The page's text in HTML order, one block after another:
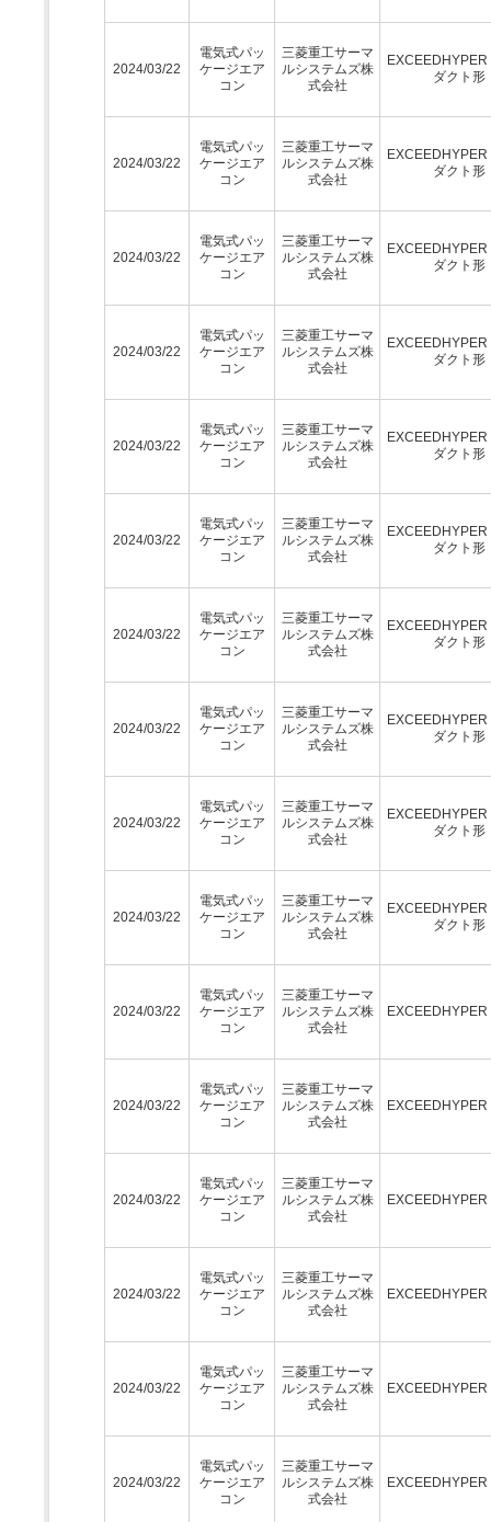
2024/03/22
電気式パッ
ケージエア
コン
三菱重工サーマ
ルシステムズ株
式会社
EXCEEDHYPER
ダクト形
2024/03/22
電気式パッ
ケージエア
コン
三菱重工サーマ
ルシステムズ株
式会社
EXCEEDHYPER
ダクト形
2024/03/22
電気式パッ
ケージエア
コン
三菱重工サーマ
ルシステムズ株
式会社
EXCEEDHYPER
ダクト形
2024/03/22
電気式パッ
ケージエア
コン
三菱重工サーマ
ルシステムズ株
式会社
EXCEEDHYPER
ダクト形
2024/03/22
電気式パッ
ケージエア
コン
三菱重工サーマ
ルシステムズ株
式会社
EXCEEDHYPER
ダクト形
2024/03/22
電気式パッ
ケージエア
コン
三菱重工サーマ
ルシステムズ株
式会社
EXCEEDHYPER
ダクト形
2024/03/22
電気式パッ
ケージエア
コン
三菱重工サーマ
ルシステムズ株
式会社
EXCEEDHYPER
ダクト形
2024/03/22
電気式パッ
ケージエア
コン
三菱重工サーマ
ルシステムズ株
式会社
EXCEEDHYPER
ダクト形
2024/03/22
電気式パッ
ケージエア
コン
三菱重工サーマ
ルシステムズ株
式会社
EXCEEDHYPER
ダクト形
2024/03/22
電気式パッ
ケージエア
コン
三菱重工サーマ
ルシステムズ株
式会社
EXCEEDHYPER
ダクト形
2024/03/22
電気式パッ
ケージエア
コン
三菱重工サーマ
ルシステムズ株
式会社
EXCEEDHYPER
2024/03/22
電気式パッ
ケージエア
コン
三菱重工サーマ
ルシステムズ株
式会社
EXCEEDHYPER
2024/03/22
電気式パッ
ケージエア
コン
三菱重工サーマ
ルシステムズ株
式会社
EXCEEDHYPER
2024/03/22
電気式パッ
ケージエア
コン
三菱重工サーマ
ルシステムズ株
式会社
EXCEEDHYPER
2024/03/22
電気式パッ
ケージエア
コン
三菱重工サーマ
ルシステムズ株
式会社
EXCEEDHYPER
2024/03/22
電気式パッ
ケージエア
コン
三菱重工サーマ
ルシステムズ株
式会社
EXCEEDHYPER